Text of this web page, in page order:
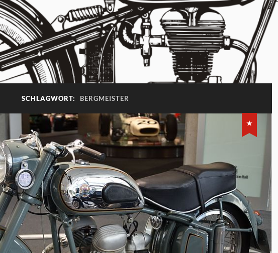
SCHLAGWORT: BERGMEISTER